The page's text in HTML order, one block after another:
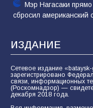
Мэр Нагасаки
сбросил американский
ИЗДАНИЕ
Сетевое издание
зарегистрировано
связи, информационных
(Роскомнадзор) —
декабря 2018 года.